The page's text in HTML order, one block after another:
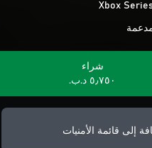
شراء
٥٫٧٥٠ د.ب.‏
إلى قائمة الأمنيات